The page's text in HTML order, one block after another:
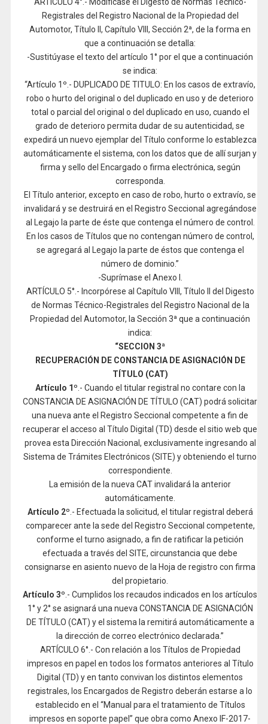
Registrales del Registro Nacional de la Propiedad del
Automotor, Título II, Capítulo VIII, Sección 2ª, de la forma en
que a continuación se detalla:
-Sustitúyase el texto del artículo 1° por el que a continuación
se indica:
“Artículo 1º.- DUPLICADO DE TITULO: En los casos de extravío,
robo o hurto del original o del duplicado en uso y de deterioro
total o parcial del original o del duplicado en uso, cuando el
grado de deterioro permita dudar de su autenticidad, se
expedirá un nuevo ejemplar del Título conforme lo establezca
automáticamente el sistema, con los datos que de allí surjan y
firma y sello del Encargado o firma electrónica, según
corresponda.
El Título anterior, excepto en caso de robo, hurto o extravío, se
invalidará y se destruirá en el Registro Seccional agregándose
al Legajo la parte de éste que contenga el número de control.
En los casos de Títulos que no contengan número de control,
se agregará al Legajo la parte de éstos que contenga el
número de dominio.”
-Suprímase el Anexo I.
ARTÍCULO 5°.- Incorpórese al Capítulo VIII, Título II del Digesto
de Normas Técnico-Registrales del Registro Nacional de la
Propiedad del Automotor, la Sección 3ª que a continuación
indica:
“SECCION 3ª
RECUPERACIÓN DE CONSTANCIA DE ASIGNACIÓN DE
TÍTULO (CAT)
Artículo 1º .- Cuando el titular registral no contare con la
CONSTANCIA DE ASIGNACIÓN DE TÍTULO (CAT) podrá solicitar
una nueva ante el Registro Seccional competente a fin de
recuperar el acceso al Título Digital (TD) desde el sitio web que
provea esta Dirección Nacional, exclusivamente ingresando al
Sistema de Trámites Electrónicos (SITE) y obteniendo el turno
correspondiente.
La emisión de la nueva CAT invalidará la anterior
automáticamente.
Artículo 2º .- Efectuada la solicitud, el titular registral deberá
comparecer ante la sede del Registro Seccional competente,
conforme el turno asignado, a fin de ratificar la petición
efectuada a través del SITE, circunstancia que debe
consignarse en asiento nuevo de la Hoja de registro con firma
del propietario.
Artículo 3º .- Cumplidos los recaudos indicados en los artículos
1° y 2° se asignará una nueva CONSTANCIA DE ASIGNACIÓN
DE TÍTULO (CAT) y el sistema la remitirá automáticamente a
la dirección de correo electrónico declarada.”
ARTÍCULO 6°.- Con relación a los Títulos de Propiedad
impresos en papel en todos los formatos anteriores al Título
Digital (TD) y en tanto convivan los distintos elementos
registrales, los Encargados de Registro deberán estarse a lo
establecido en el “Manual para el tratamiento de Títulos
impresos en soporte papel” que obra como Anexo IF-2017-